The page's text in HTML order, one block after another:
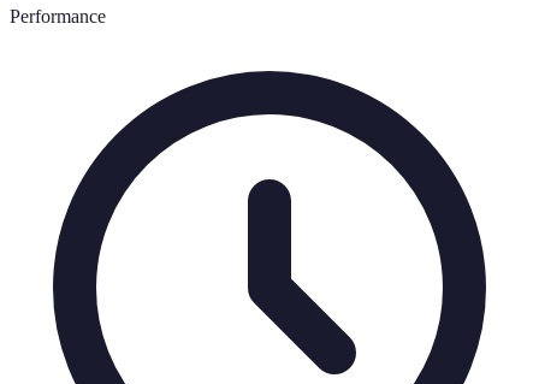
Performance